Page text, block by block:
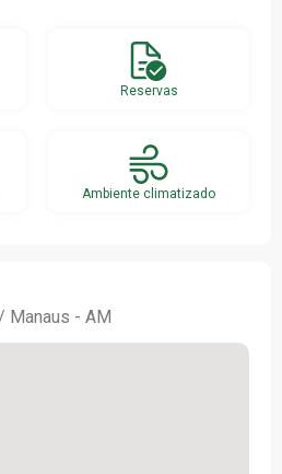
Reservas
Ambiente climatizado
Manaus - AM